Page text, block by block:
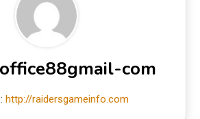
com
http://raidersgameinfo.com